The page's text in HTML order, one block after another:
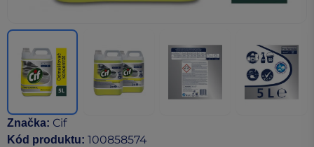
Značka: Cif
Kód produktu: 100858574